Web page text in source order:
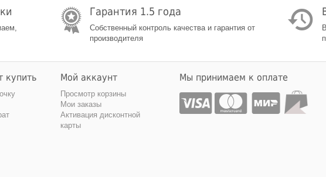
Гарантия 1.5 года
Собственный контроль качества и гарантия от
производителя
купить Мой аккаунт
Просмотр корзины
Мои заказы
Активация дисконтной
карты
Мы принимаем к оплате